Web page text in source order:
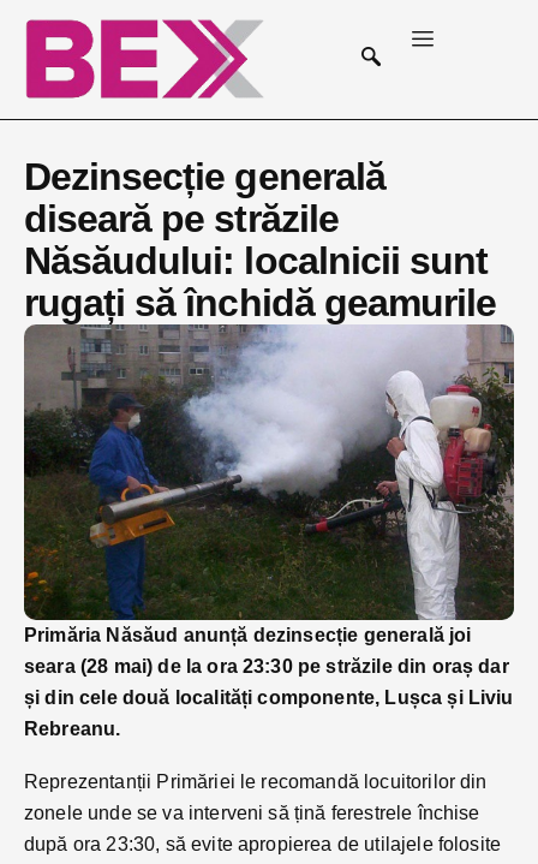
Dezinsecție generală
diseară pe străzile
Năsăudului: localnicii sunt
rugați să închidă geamurile
Primăria Năsăud anunță dezinsecție generală joi
seara (28 mai) de la ora 23:30 pe străzile din oraș dar
și din cele două localități componente, Lușca și Liviu
Rebreanu.
Reprezentanții Primăriei le recomandă locuitorilor din
zonele unde se va interveni să țină ferestrele închise
după ora 23:30, să evite apropierea de utilajele folosite